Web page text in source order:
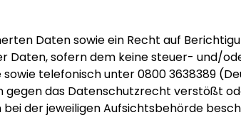
Daten sowie ein Recht auf
Daten, sofern dem keine steuer- und/
sowie telefonisch unter 0800 3638389
gegen das Datenschutzrecht verstößt
der jeweiligen Aufsichtsbehörde